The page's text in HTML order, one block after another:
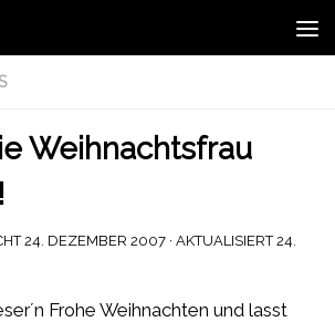
Weihnachtsfrau
24. DEZEMBER 2007 · AKTUALISIERT24.
Frohe Weihnachten und lasst